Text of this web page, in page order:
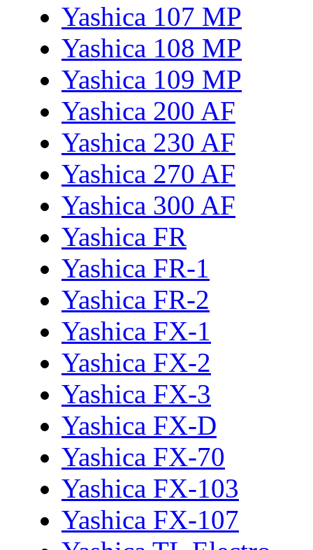
Yashica 107 MP
Yashica 108 MP
Yashica 109 MP
Yashica 200 AF
Yashica 230 AF
Yashica 270 AF
Yashica 300 AF
Yashica FR
Yashica FR-1
Yashica FR-2
Yashica FX-1
Yashica FX-2
Yashica FX-3
Yashica FX-D
Yashica FX-70
Yashica FX-103
Yashica FX-107